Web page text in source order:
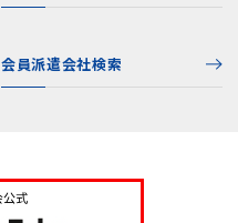
会員派遣会社検索